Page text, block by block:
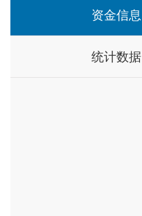
资金信息
统计数据